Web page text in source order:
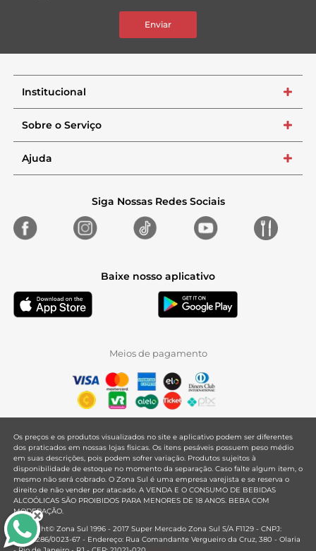
Enviar
Institucional +
Sobre o Serviço +
Ajuda +
Siga Nossas Redes Sociais
Baixe nosso aplicativo
Meios de pagamento
Os preços e os produtos visualizados no site e aplicativo podem ser diferentes
dos praticados em nossas lojas físicas. Os itens pesáveis possuem peso médio
em suas descrições, pois podem sofrer variação. Produtos sujeitos à
disponibilidade de estoque no momento da separação. Caso falte algum item, o
mesmo não será cobrado. O Zona Sul é uma empresa varejista e se reserva o
direito de não vender por atacado. A VENDA E O CONSUMO DE BEBIDAS
ALCOÓLICAS SÃO PROIBIDOS PARA MENORES DE 18 ANOS. BEBA COM
MODERAÇÃO.
Copyright© Zona Sul 1996 - 2017 Super Mercado Zona Sul S/A F1129 - CNPJ:
33.381.286/0023-67 - Endereço: Rua Comandante Vergueiro da Cruz, 380 - Olaria